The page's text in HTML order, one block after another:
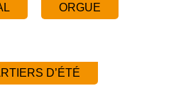
ORGUE
D’ÉTÉ